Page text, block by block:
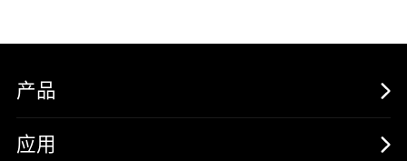
产品
MOSFETs
应用